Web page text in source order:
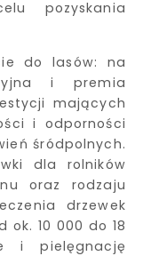
pozyskania
do lasów: na
i premia
mających
i odporności
śródpolnych.
dla rolników
oraz rodzaju
drzewek
ok. 10 000 do 18
i pielęgnację